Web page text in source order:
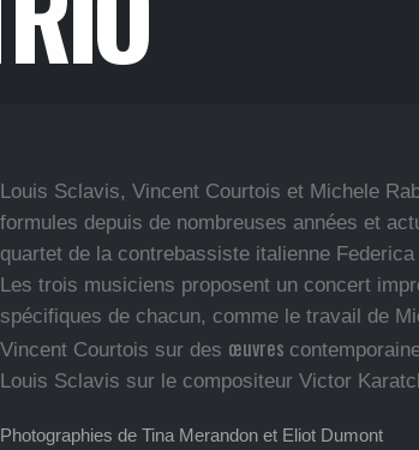
Louis Sclavis, Vincent Courtois et Michele
formules depuis de nombreuses années et
quartet de la contrebassiste italienne
Les trois musiciens proposent un concert
spécifiques de chacun, comme le travail de
Vincent Courtois sur des œuvres
Louis Sclavis sur le compositeur Victor
Photographies de Tina Merandon et Eliot Dumont